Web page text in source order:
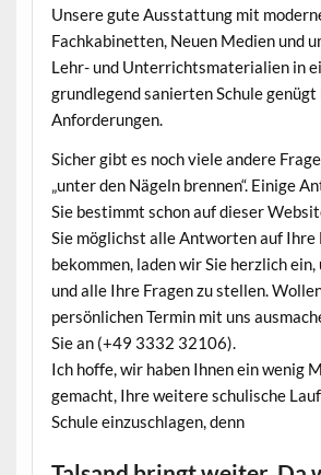
Unsere gute Ausstattung mit
Fachkabinetten, Neuen Medien und
Lehr- und Unterrichtsmaterialien in
grundlegend sanierten Schule genügt
Anforderungen.
Sicher gibt es noch viele andere
„unter den Nägeln brennen“. Einige
Sie bestimmt schon auf dieser
Sie möglichst alle Antworten auf Ihre
bekommen, laden wir Sie herzlich ein,
und alle Ihre Fragen zu stellen.
persönlichen Termin mit uns
Sie an (+49 3332 32106).
Ich hoffe, wir haben Ihnen ein wenig
gemacht, Ihre weitere schulische
Schule einzuschlagen, denn